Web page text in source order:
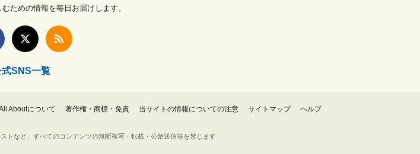
ための情報を毎日お届けします。
式SNS一覧
Aboutについて 著作権・商標・免責 当サイトの情報についての注意 サイトマップ ヘルプ
トなど、すべてのコンテンツの無断複写・転載・公衆送信等を禁じます